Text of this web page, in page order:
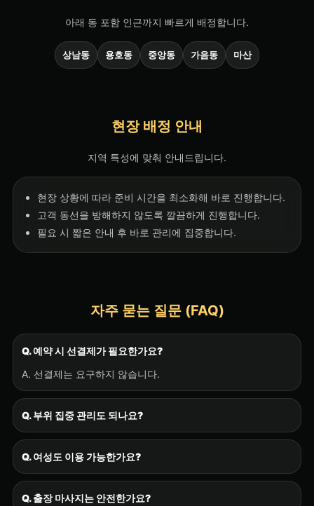
아래 동 포함 인근까지 빠르게 배정합니다.
상남동 용호동 중앙동 가음동 마산
현장 배정 안내
지역 특성에 맞춰 안내드립니다.
현장 상황에 따라 준비 시간을 최소화해 바로 진행합니다.
고객 동선을 방해하지 않도록 깔끔하게 진행합니다.
필요 시 짧은 안내 후 바로 관리에 집중합니다.
자주 묻는 질문 (FAQ)
Q. 예약 시 선결제가 필요한가요?
A. 선결제는 요구하지 않습니다.
Q. 부위 집중 관리도 되나요?
Q. 여성도 이용 가능한가요?
Q. 출장 마사지는 안전한가요?